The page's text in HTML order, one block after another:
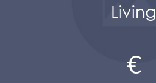
Living
€